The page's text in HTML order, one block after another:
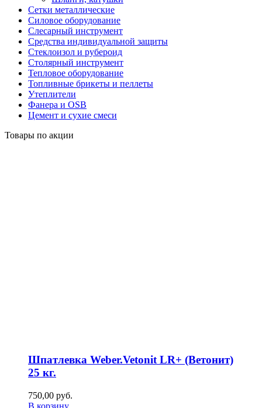
Сетки металлические
Силовое оборудование
Слесарный инструмент
Средства индивидуальной защиты
Стеклоизол и рубероид
Столярный инструмент
Тепловое оборудование
Топливные брикеты и пеллеты
Утеплители
Фанера и OSB
Цемент и сухие смеси
Товары по акции
Шпатлевка Weber.Vetonit LR+ (Ветонит)
25 кг.
750,00 руб.
В корзину